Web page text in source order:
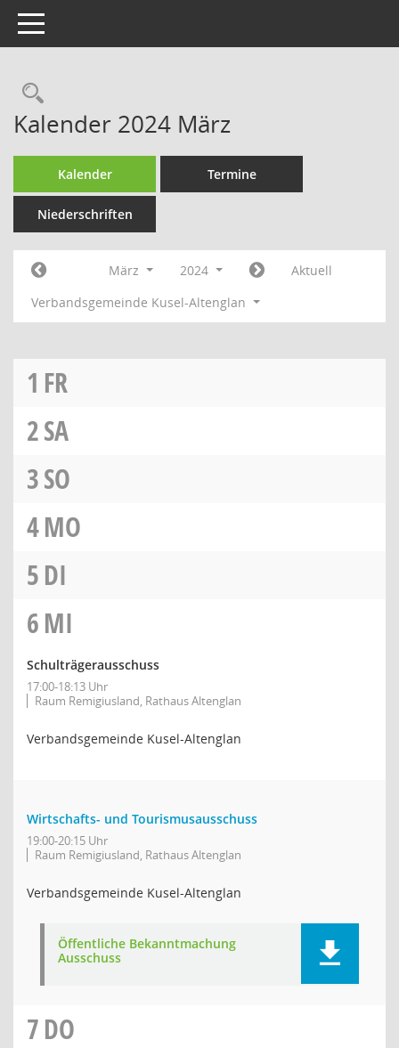
Toggle navigation
Rechercheauswahl
Kalender 2024 März
Kalender Termine
Niederschriften
März 2024
Aktuell
Verbandsgemeinde Kusel-Altenglan
1 FR
2SA
3SO
4MO
5DI
6MI
Schulträgerausschuss
17:00-18:13 Uhr
Raum Remigiusland, Rathaus Altenglan
Verbandsgemeinde Kusel-Altenglan
Wirtschafts- und Tourismusausschuss
19:00-20:15 Uhr
Raum Remigiusland, Rathaus Altenglan
Verbandsgemeinde Kusel-Altenglan
Öffentliche Bekanntmachung
Ausschuss
7DO